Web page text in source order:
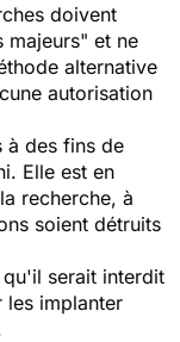
doivent
majeurs" et ne
alternative
autorisation
à des fins de
Elle est en
recherche, à
soient détruits
serait interdit
les implanter